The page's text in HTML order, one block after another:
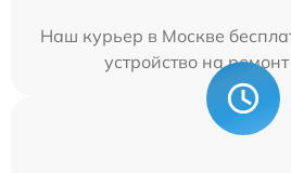
Наш курьер в Москве
устройство на